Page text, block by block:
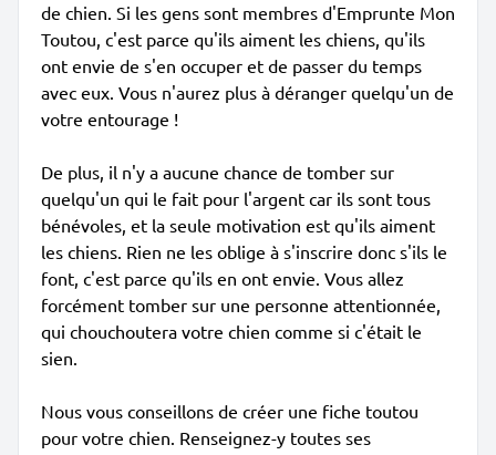
de chien. Si les gens sont membres d'Emprunte Mon
Toutou, c'est parce qu'ils aiment les chiens, qu'ils
ont envie de s'en occuper et de passer du temps
avec eux. Vous n'aurez plus à déranger quelqu'un de
votre entourage !
De plus, il n'y a aucune chance de tomber sur
quelqu'un qui le fait pour l'argent car ils sont tous
bénévoles, et la seule motivation est qu'ils aiment
les chiens. Rien ne les oblige à s'inscrire donc s'ils le
font, c'est parce qu'ils en ont envie. Vous allez
forcément tomber sur une personne attentionnée,
qui chouchoutera votre chien comme si c'était le
sien.
Nous vous conseillons de créer une fiche toutou
pour votre chien. Renseignez-y toutes ses